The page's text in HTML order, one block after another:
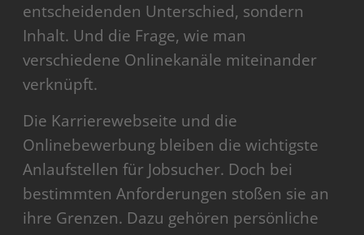
entscheidenden Unterschied, sondern
Inhalt. Und die Frage, wie man
verschiedene Onlinekanäle miteinander
verknüpft.
Die Karrierewebseite und die
Onlinebewerbung bleiben die wichtigste
Anlaufstellen für Jobsucher. Doch bei
bestimmten Anforderungen stoßen sie an
ihre Grenzen. Dazu gehören persönliche